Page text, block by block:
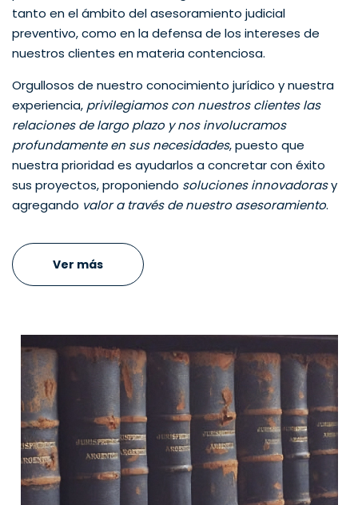
tanto en el ámbito del asesoramiento judicial
preventivo, como en la defensa de los intereses de
nuestros clientes en materia contenciosa.
Orgullosos de nuestro conocimiento jurídico y nuestra
experiencia, privilegiamos con nuestros clientes las
relaciones de largo plazo y nos involucramos
profundamente en sus necesidades, puesto que
nuestra prioridad es ayudarlos a concretar con éxito
sus proyectos, proponiendo soluciones innovadorasy
agregando valor a través de nuestro asesoramiento.
Ver más